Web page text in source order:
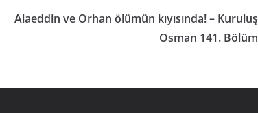
Alaeddin ve Orhan ölümün kıyısında! – Kuruluş
Osman 141. Bölüm